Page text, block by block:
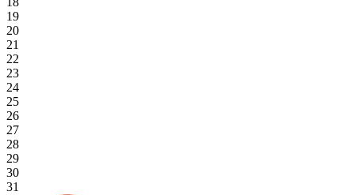
19
20
21
22
23
24
25
26
27
28
29
30
31